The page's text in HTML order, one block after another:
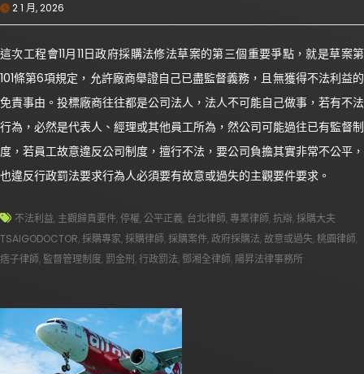
2 1 月, 2026
這次工程會11月11日政府採購法修法草案的第三個重要爭點，就是草案第
101條第6項規定，允許廠商舉證自己已盡監督義務，且無獲得不法利益的
免責事由。投標廠商往往都是公司法人，法人不可能自己做事，若有不法
行為，必然是代表人、經理或其他員工所為，然公司可能過往已有監督制
度，若員工故意違反公司制度，擅行不法，要公司負擔其實非常不公平，
也違反行政罰法要求行為人必須要有故意或過失的主觀要件要求。
不法利益, 主觀歸責要件,停權, 公平正義, 台北律師, 專業律師,抗辯,採購大夫
TSAIGODOCTOR,採購專家,採購律師,採購案件,政府採購法,故意或過失,桃園律師,
痞子律師, 監督管理制度, 罰金刑,行政罰法, 鄧湘全律師, 陽昇法律事務所